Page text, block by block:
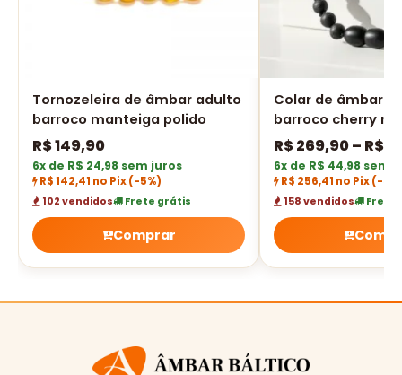
Tornozeleira de âmbar adulto
barroco manteiga polido
R$149,90
6x de R$ 24,98 sem juros
R$ 142,41 no Pix(-5%)
102 vendidos Frete grátis
Comprar
Colar de âmbar
barroco cherry
R$269,90– R$
6x de R$ 44,98 sem
R$ 256,41 no Pix(-
158 vendidos Frete